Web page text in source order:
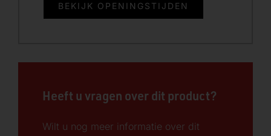
BEKIJK OPENINGSTIJDEN
Heeft u vragen over dit product?
Wilt u nog meer informatie over dit